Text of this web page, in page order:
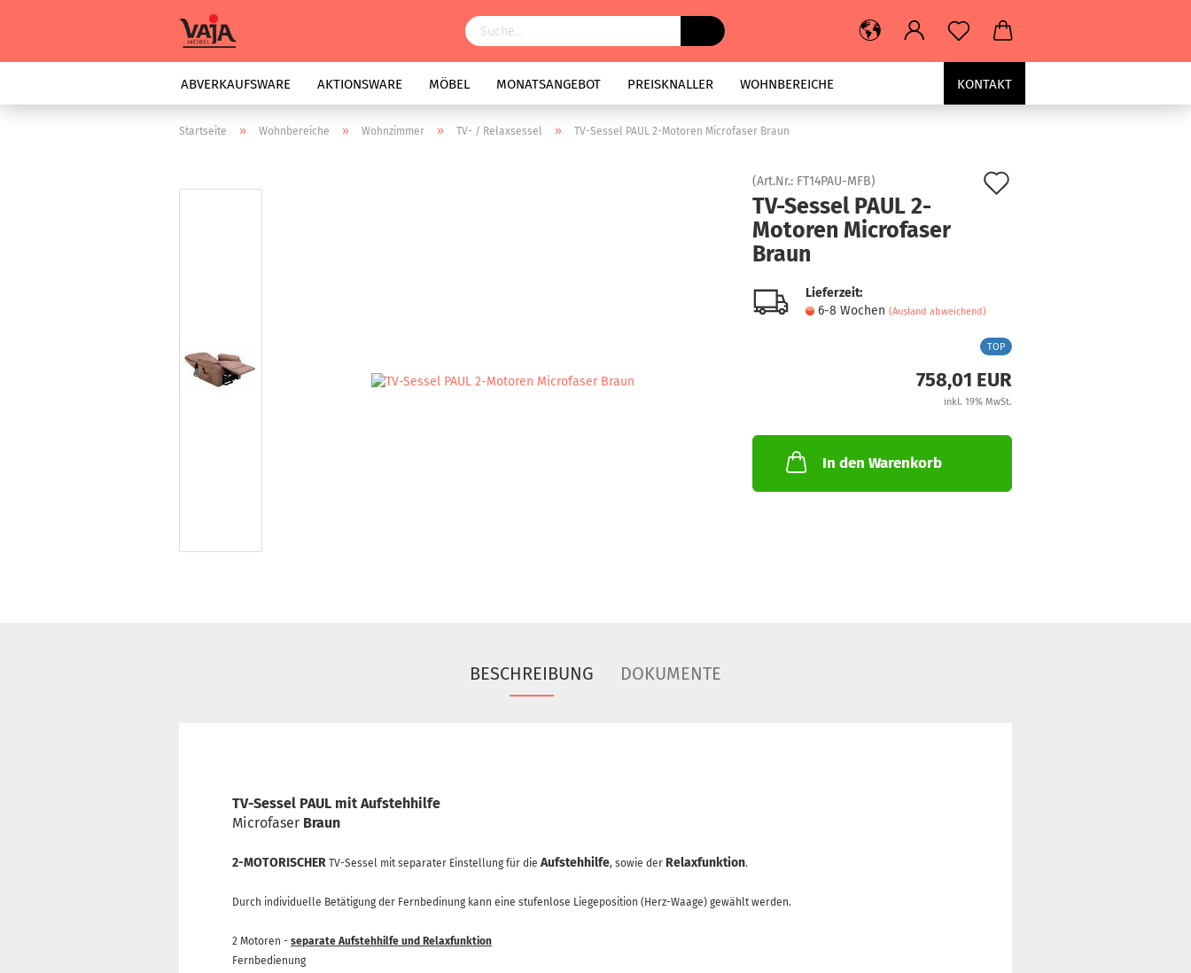
ABVERKAUFSWARE AKTIONSWARE MÖBEL MONATSANGEBOT PREISKNALLER WOHNBEREICHE KONTAKT
Startseite » Wohnbereiche » Wohnzimmer » TV- / Relaxsessel » TV-Sessel PAUL 2-Motoren Microfaser Braun
(Art.Nr.: FT14PAU-MFB)
TV-Sessel PAUL 2-
Motoren Microfaser
Braun
Lieferzeit:
6-8 Wochen (Ausland abweichend)
TOP
758,01 EUR
inkl. 19% MwSt.
In den Warenkorb
BESCHREIBUNG DOKUMENTE
TV-Sessel PAUL mit Aufstehhilfe
Microfaser Braun
2-MOTORISCHER TV-Sessel mit separater Einstellung für die Aufstehhilfe, sowie der Relaxfunktion.
Durch individuelle Betätigung der Fernbedinung kann eine stufenlose Liegeposition (Herz-Waage) gewählt werden.
2 Motoren - separate Aufstehhilfe und Relaxfunktion
Fernbedienung